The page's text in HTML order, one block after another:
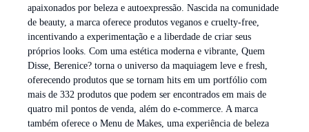
apaixonados por beleza e autoexpressão. Nascida na comunidade
de beauty, a marca oferece produtos veganos e cruelty-free,
incentivando a experimentação e a liberdade de criar seus
próprios looks. Com uma estética moderna e vibrante, Quem
Disse, Berenice? torna o universo da maquiagem leve e fresh,
oferecendo produtos que se tornam hits em um portfólio com
mais de 332 produtos que podem ser encontrados em mais de
quatro mil pontos de venda, além do e-commerce. A marca
também oferece o Menu de Makes, uma experiência de beleza